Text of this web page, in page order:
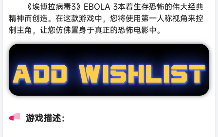
《埃博拉病毒3》EBOLA 3本着生存恐怖的伟大经典
精神而创造。在这款游戏中，您将使用第一人称视角来控
制主角，让您仿佛置身于真正的恐怖电影中。
游戏描述：